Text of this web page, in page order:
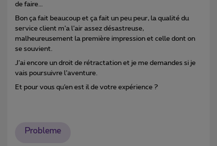
de faire...
Bon ça fait beaucoup et ça fait un peu peur, la qualité du
service client m’a l’air assez désastreuse,
malheureusement la première impression et celle dont on
se souvient.
J’ai encore un droit de rétractation et je me demandes si je
vais poursuivre l’aventure.
Et pour vous qu’en est il de votre expérience ?
Probleme